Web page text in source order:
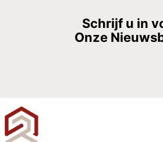
Schrijf u in
Onze